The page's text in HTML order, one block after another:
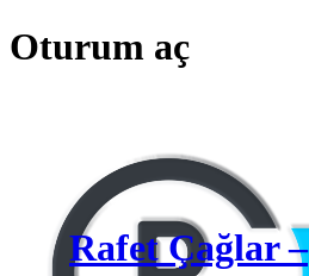
Oturum aç
Rafet Çağlar –